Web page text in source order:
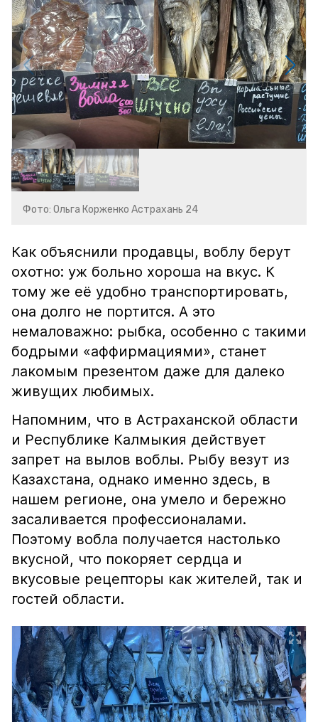
Фото: Ольга Корженко Астрахань 24
Как объяснили продавцы, воблу берут
охотно: уж больно хороша на вкус. К
тому же её удобно транспортировать,
она долго не портится. А это
немаловажно: рыбка, особенно с такими
бодрыми «аффирмациями», станет
лакомым презентом даже для далеко
живущих любимых.
Напомним, что в Астраханской области
и Республике Калмыкия действует
запрет на вылов воблы. Рыбу везут из
Казахстана, однако именно здесь, в
нашем регионе, она умело и бережно
засаливается профессионалами.
Поэтому вобла получается настолько
вкусной, что покоряет сердца и
вкусовые рецепторы как жителей, так и
гостей области.